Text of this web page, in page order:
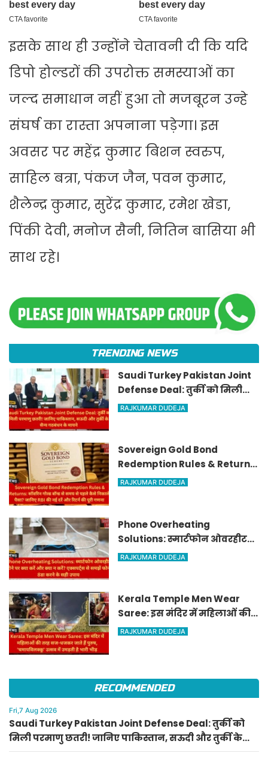
इसके साथ ही उन्होंने चेतावनी दी कि यदि
डिपो होल्डरों की उपरोक्त समस्याओं का
जल्द समाधान नहीं हुआ तो मजबूरन उन्हे
संघर्ष का रास्ता अपनाना पड़ेगा। इस
अवसर पर महेंद्र कुमार बिशन स्वरुप,
साहिल बत्रा, पंकज जैन, पवन कुमार,
शैलेन्द्र कुमार, सुरेंद्र कुमार, रमेश खेडा,
पिंकी देवी, मनोज सैनी, नितिन बासिया भी
साथ रहे।
TRENDING NEWS
Saudi Turkey Pakistan Joint
Defense Deal: तुर्की को मिली
परमाणु छतरी! जानिए पाकिस्तान,
RAJKUMAR DUDEJA
Sovereign Gold Bond
Redemption Rules & Returns:
सॉवरिन गोल्ड बॉन्ड से समय से
गणना
RAJKUMAR DUDEJA
Phone Overheating
Solutions: स्मार्टफोन ओवरहीट
होने पर क्या करें और क्या न करें?
RAJKUMAR DUDEJA
Kerala Temple Men Wear
Saree: इस मंदिर में महिलाओं की
तरह सज-धजकर जाते हैं पुरुष,
RAJKUMAR DUDEJA
RECOMMENDED
Fri,7 Aug 2026
Saudi Turkey Pakistan Joint Defense Deal: तुर्की को
मिली परमाणु छतरी! जानिए पाकिस्तान, सऊदी और तुर्की के
सैन्य गठबंधन के मायने